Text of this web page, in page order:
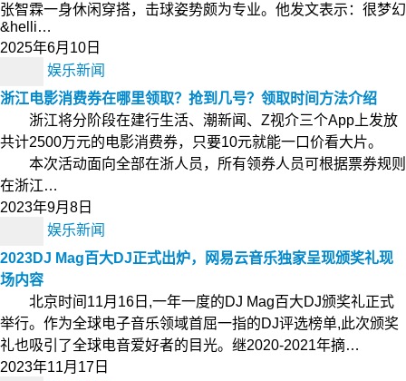
张智霖一身休闲穿搭，击球姿势颇为专业。他发文表示：很梦幻
&helli…
2025年6月10日
娱乐新闻
浙江电影消费券在哪里领取？抢到几号？领取时间方法介绍
浙江将分阶段在建行生活、潮新闻、Z视介三个App上发放
共计2500万元的电影消费券，只要10元就能一口价看大片。
本次活动面向全部在浙人员，所有领券人员可根据票券规则
在浙江…
2023年9月8日
娱乐新闻
2023DJ Mag百大DJ正式出炉，网易云音乐独家呈现颁奖礼现
场内容
北京时间11月16日,一年一度的DJ Mag百大DJ颁奖礼正式
举行。作为全球电子音乐领域首屈一指的DJ评选榜单,此次颁奖
礼也吸引了全球电音爱好者的目光。继2020-2021年摘…
2023年11月17日